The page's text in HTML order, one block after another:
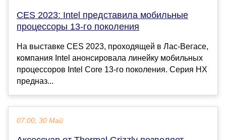
CES 2023: Intel представила мобильные
процессоры 13-го поколения
На выставке CES 2023, проходящей в Лас-Вегасе,
компания Intel анонсировала линейку мобильных
процессоров Intel Core 13-го поколения. Серия HX
предназ...
07:00, 30 Май